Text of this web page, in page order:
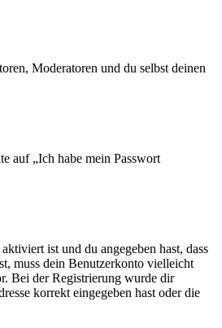
Moderatoren und du selbst deinen
auf „Ich habe mein Passwort
aktiviert ist und du angegeben hast, dass
muss dein Benutzerkonto vielleicht
Bei der Registrierung wurde dir
korrekt eingegeben hast oder die